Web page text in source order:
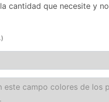
cantidad que necesite y